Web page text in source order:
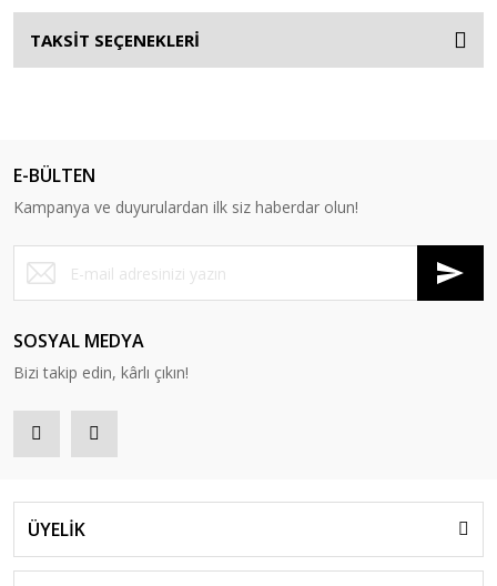
TAKSİT SEÇENEKLERİ
E-BÜLTEN
Kampanya ve duyurulardan ilk siz haberdar olun!
SOSYAL MEDYA
Bizi takip edin, kârlı çıkın!
ÜYELİK